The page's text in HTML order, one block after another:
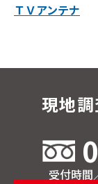
ＴＶアンテナ
現地
受付時間